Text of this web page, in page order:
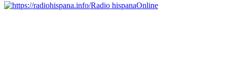
Radio hispanaOnline